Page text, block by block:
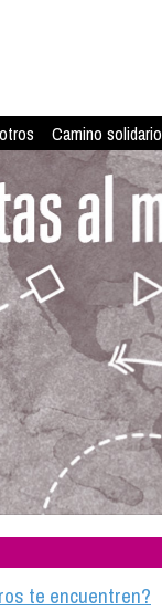
Camino solidario
te encuentren?